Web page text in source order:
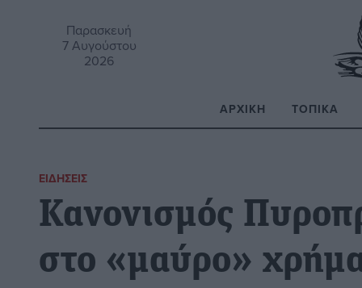
Παρασκευή
7 Αυγούστου
2026
ΑΡΧΙΚΉ ΤΟΠΙΚΆ
ΕΙΔΉΣΕΙΣ
Κανονισμός
στο «μαύρο»